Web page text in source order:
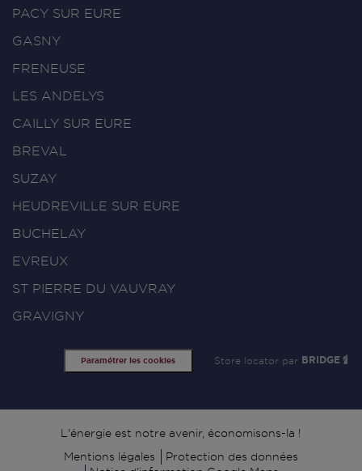
PACY SUR EURE
GASNY
FRENEUSE
LES ANDELYS
CAILLY SUR EURE
BREVAL
SUZAY
HEUDREVILLE SUR EURE
BUCHELAY
EVREUX
ST PIERRE DU VAUVRAY
GRAVIGNY
Paramétrer les cookies Store locator par BRIDGE
Signature
L'énergie est notre avenir, économisons-la !
Mentions légales
Protection des données